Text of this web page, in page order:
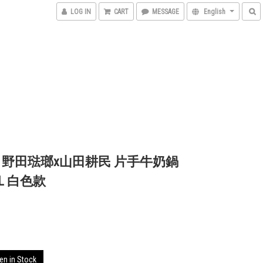
LOG IN CART MESSAGE English
野田琺瑯x山田耕民 片手牛奶鍋
白色款
in Stock